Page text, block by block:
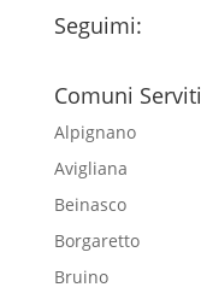
Seguimi:
Comuni Serviti
Alpignano
Avigliana
Beinasco
Borgaretto
Bruino